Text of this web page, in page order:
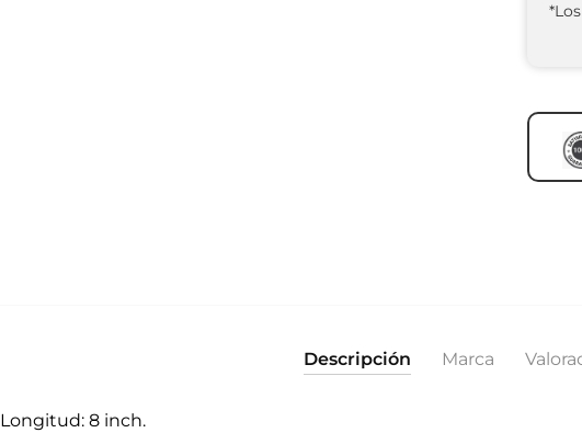
Descripción Marca
Longitud: 8 inch.